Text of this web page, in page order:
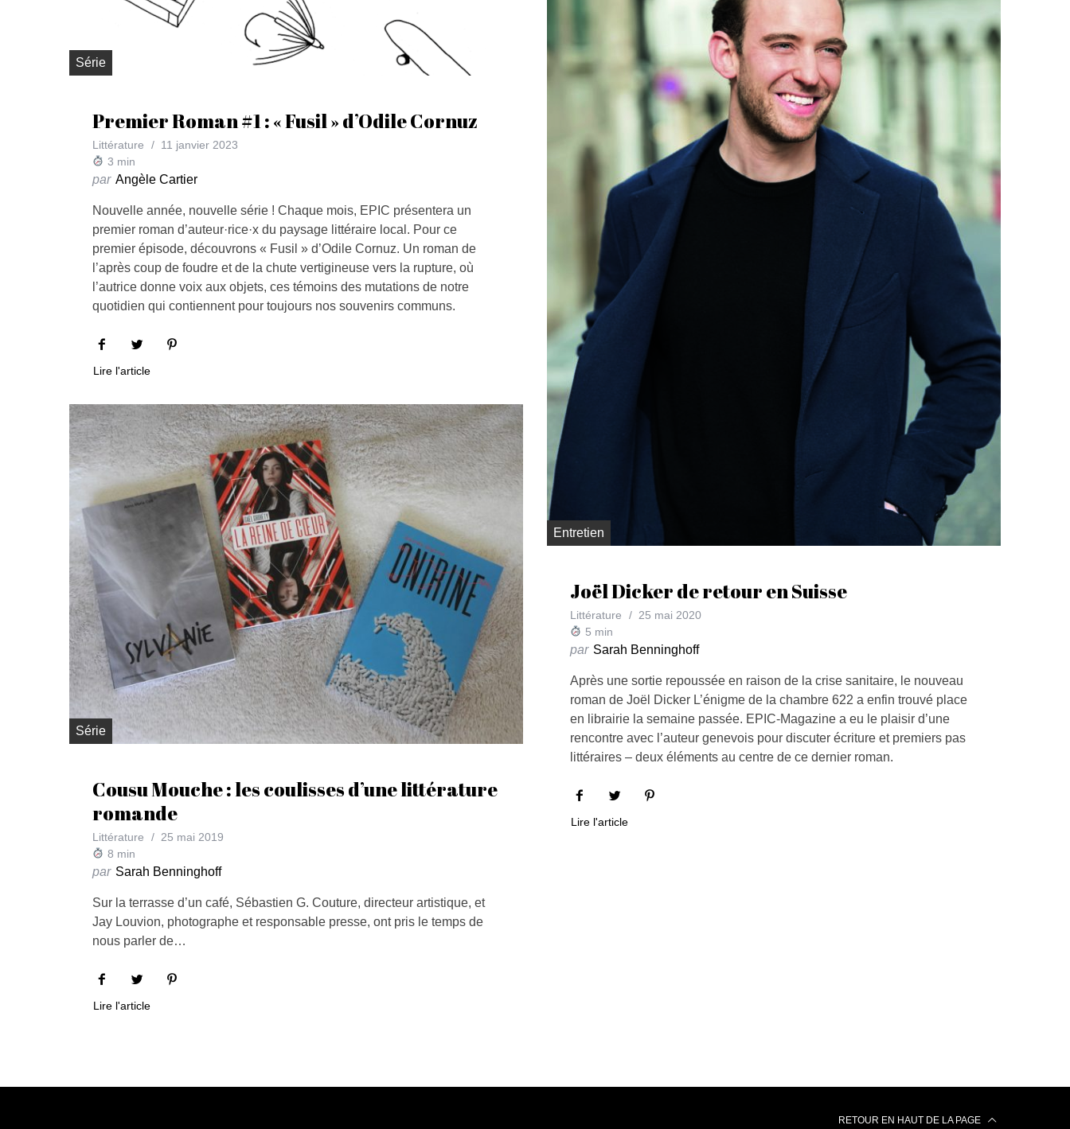
Série
Premier Roman #1 : « Fusil » d’Odile Cornuz
Littérature
11 janvier 2023
3 min
par Angèle Cartier
Nouvelle année, nouvelle série ! Chaque mois, EPIC présentera un
premier roman d’auteur·rice·x du paysage littéraire local. Pour ce
premier épisode, découvrons « Fusil » d’Odile Cornuz. Un roman de
l’après coup de foudre et de la chute vertigineuse vers la rupture, où
l’autrice donne voix aux objets, ces témoins des mutations de notre
quotidien qui contiennent pour toujours nos souvenirs communs.
Lire l'article
Entretien
Joël Dicker de retour en Suisse
Littérature
25 mai 2020
5 min
par Sarah Benninghoff
Après une sortie repoussée en raison de la crise sanitaire, le nouveau
roman de Joël Dicker L’énigme de la chambre 622 a enfin trouvé place
en librairie la semaine passée. EPIC-Magazine a eu le plaisir d’une
rencontre avec l’auteur genevois pour discuter écriture et premiers pas
littéraires – deux éléments au centre de ce dernier roman.
Lire l'article
Série
Cousu Mouche : les coulisses d’une littérature
romande
Littérature
25 mai 2019
8 min
par Sarah Benninghoff
Sur la terrasse d’un café, Sébastien G. Couture, directeur artistique, et
Jay Louvion, photographe et responsable presse, ont pris le temps de
nous parler de…
Lire l'article
RETOUR EN HAUT DE LA PAGE